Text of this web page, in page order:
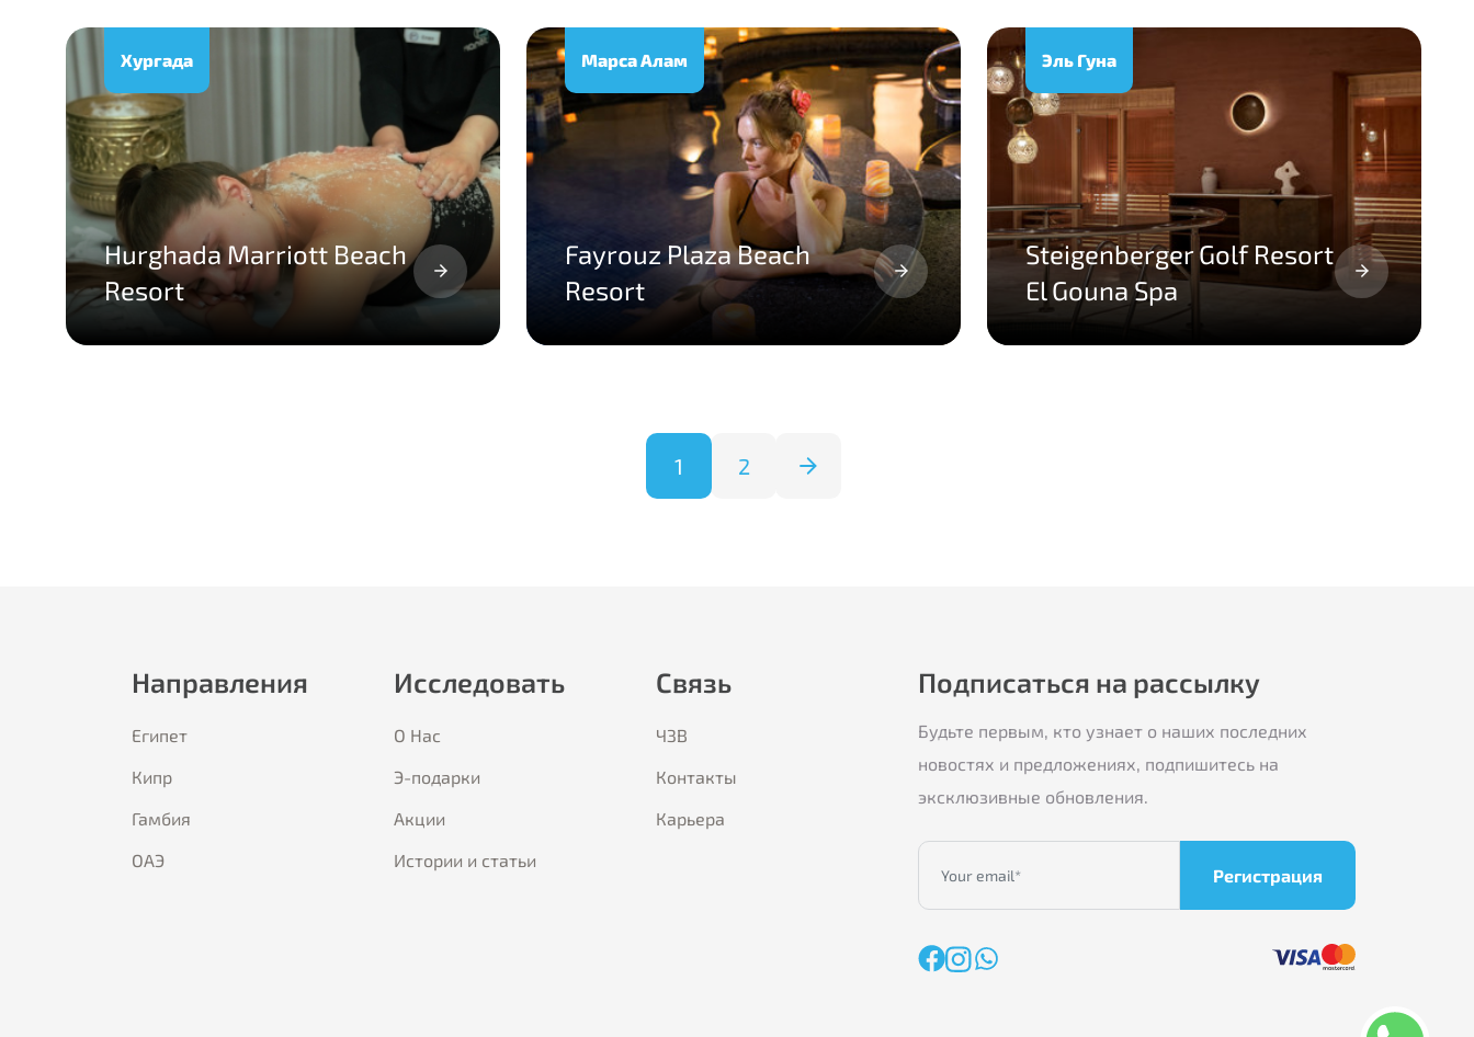
Хургада
Hurghada Marriott Beach
Resort
Марса Алам
Fayrouz Plaza Beach
Resort
Эль Гуна
Steigenberger Golf Resort
El Gouna Spa
1 2
Направления
Египет
Кипр
Гамбия
ОАЭ
Исследовать
О Hас
Э-подарки
Акции
Истории и статьи
Связь
ЧЗВ
Контакты
Карьера
Подписаться на рассылку
Будьте первым, кто узнает о наших последних
новостях и предложениях, подпишитесь на
эксклюзивные обновления.
Регистрация